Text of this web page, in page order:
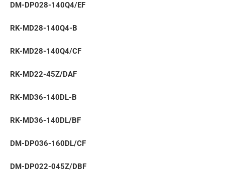
DM-DP028-140Q4/EF
RK-MD28-140Q4-B
RK-MD28-140Q4/CF
RK-MD22-45Z/DAF
RK-MD36-140DL-B
RK-MD36-140DL/BF
DM-DP036-160DL/CF
DM-DP022-045Z/DBF